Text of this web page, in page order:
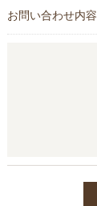
お問い合わせ内容